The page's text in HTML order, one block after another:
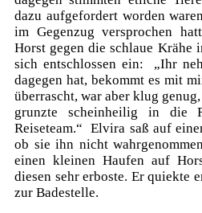
dazu aufgefordert worden
im Gegenzug versprochen
Horst gegen die schlaue Krähe
sich entschlossen ein: „Ihr
dagegen hat, bekommt es mit
überrascht, war aber klug
grunzte scheinheilig in die
Reiseteam.“ Elvira saß auf
ob sie ihn nicht
einen kleinen Haufen auf
diesen sehr erboste. Er quiekte
zur Badestelle.